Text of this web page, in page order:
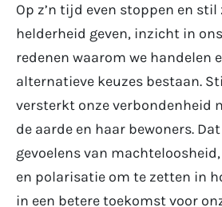
Op z’n tijd even stoppen en
helderheid geven, inzicht in
redenen waarom we handelen
alternatieve keuzes bestaan.
versterkt onze verbondenheid
de aarde en haar bewoners.
gevoelens van
en polarisatie om te zetten in
in een betere toekomst voor